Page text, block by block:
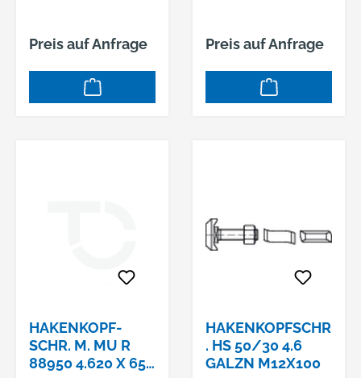
Preis auf Anfrage Preis auf Anfrage
HAKENKOPF-
SCHR. M. MU R
88950 4.620 X 65,
HAKENKOPFSCHR
. HS 50/30 4.6
GALZN M12X100